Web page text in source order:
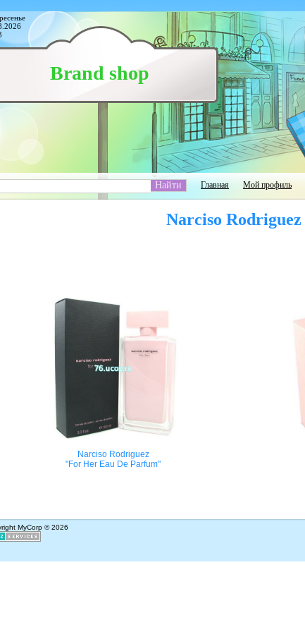
Brand shop
Главная Мой профиль
Narciso Rodriguez
Narciso Rodriguez
"For Her Eau De Parfum"
MyCorp © 2026